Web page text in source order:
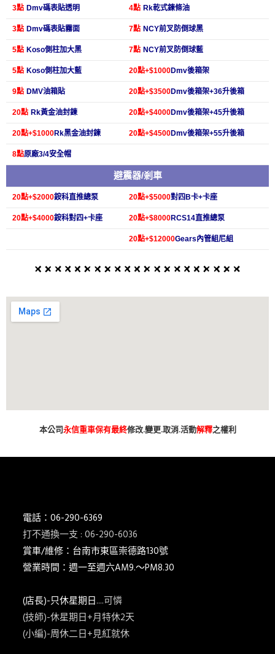
3點 Dmv碼表貼透明 4點 Rk乾式鍊條油
3點 Dmv碼表貼霧面 7點 NCY前叉防倒球黑
5點 Koso側柱加大黑 7點 NCY前叉防倒球藍
5點 Koso側柱加大藍 20點+$1000Dmv後箱架
9點 DMV油箱貼 20點+$3500Dmv後箱架+36升後箱
20點 Rk黃金油封鍊 20點+$4000Dmv後箱架+45升後箱
20點+$1000Rk黑金油封鍊 20點+$4500Dmv後箱架+55升後箱
8點原廠3/4安全帽
避震器/剎車
20點+$2000銨科直推總泵 20點+$5000對四B卡+卡座
20點+$4000銨科對四+卡座 20點+$8000RCS14直推總泵
20點+$12000Gears內管組尼組
本公司永信重車保有最終修改.變更.取消.活動解釋之權利
電話：06-290-6369
打不通換一支 : 06-290-6036
賞車/維修：台南市東區崇德路130號
營業時間：週一至週六AM9.～PM8.30
(店長)-只休星期日....可憐
(技師)-休星期日+月特休2天
(小編)-周休二日+見紅就休